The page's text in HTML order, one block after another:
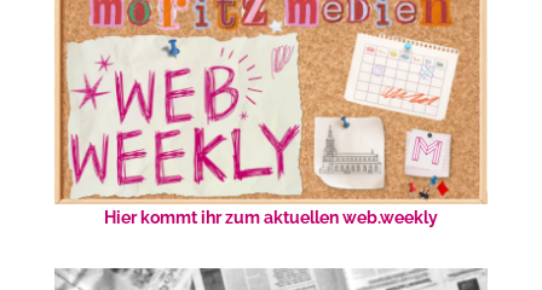
Hier kommt ihr zum aktuellen web.weekly